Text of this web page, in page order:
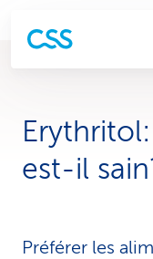
est-il
Préférer les